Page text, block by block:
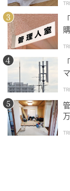
その後、Aさん
の一部を解体
断。ただ、こ
庭の撤去
ブロック塀
土間コンクリ
外構再施工
結果、総額は
駐車の家を選